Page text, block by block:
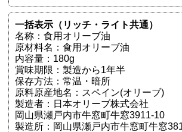
一括表示（リッチ・ライト共通）
名称：食用オリーブ油
原材料名：食用オリーブ油
内容量：180g
賞味期限：製造から1年半
保存方法：常温・暗所
原料原産地名：スペイン(オリーブ)
製造者：日本オリーブ株式会社
岡山県瀬戸内市牛窓町牛窓3911-10
製造所：岡山県瀬戸内市牛窓町牛窓